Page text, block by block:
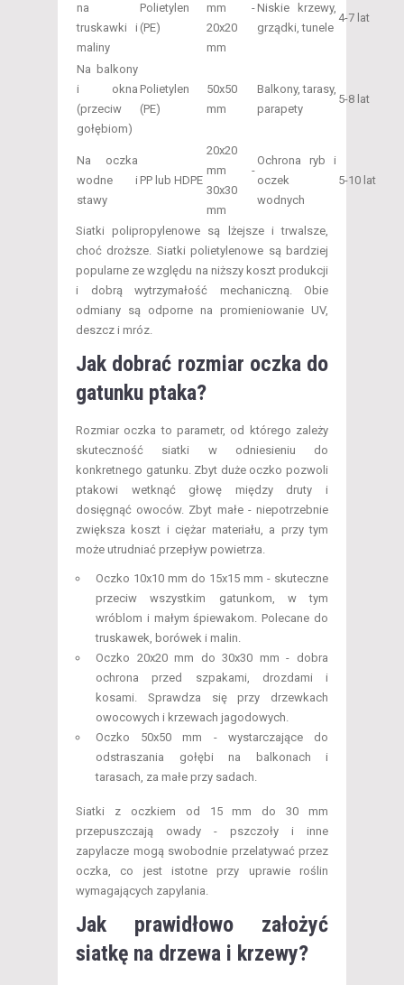
na
truskawki i
maliny
Polietylen
(PE)
mm -
20x20
mm
Niskie krzewy,
grządki, tunele
4-7 lat
Na balkony
i okna
(przeciw
gołębiom)
Polietylen
(PE)
50x50
mm
Balkony, tarasy,
parapety
5-8 lat
Na oczka
wodne i
stawy
PP lub HDPE
20x20
mm -
30x30
mm
Ochrona ryb i
oczek
wodnych
5-10 lat
Siatki polipropylenowe są lżejsze i trwalsze,
choć droższe. Siatki polietylenowe są bardziej
popularne ze względu na niższy koszt produkcji
i dobrą wytrzymałość mechaniczną. Obie
odmiany są odporne na promieniowanie UV,
deszcz i mróz.
Jak dobrać rozmiar oczka do
gatunku ptaka?
Rozmiar oczka to parametr, od którego zależy
skuteczność siatki w odniesieniu do
konkretnego gatunku. Zbyt duże oczko pozwoli
ptakowi wetknąć głowę między druty i
dosięgnąć owoców. Zbyt małe - niepotrzebnie
zwiększa koszt i ciężar materiału, a przy tym
może utrudniać przepływ powietrza.
Oczko 10x10 mm do 15x15 mm - skuteczne
przeciw wszystkim gatunkom, w tym
wróblom i małym śpiewakom. Polecane do
truskawek, borówek i malin.
Oczko 20x20 mm do 30x30 mm - dobra
ochrona przed szpakami, drozdami i
kosami. Sprawdza się przy drzewkach
owocowych i krzewach jagodowych.
Oczko 50x50 mm - wystarczające do
odstraszania gołębi na balkonach i
tarasach, za małe przy sadach.
Siatki z oczkiem od 15 mm do 30 mm
przepuszczają owady - pszczoły i inne
zapylacze mogą swobodnie przelatywać przez
oczka, co jest istotne przy uprawie roślin
wymagających zapylania.
Jak prawidłowo założyć
siatkę na drzewa i krzewy?